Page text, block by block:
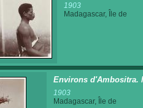
1903
Madagascar, Île de
Environs d'Ambositra.
1903
Madagascar, Île de